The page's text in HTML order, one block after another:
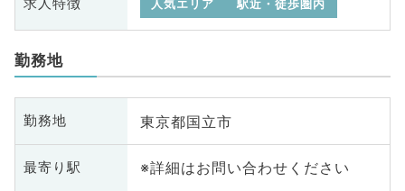
求人特徴 人気エリア 駅近・徒歩圏内
勤務地
勤務地 東京都国立市
最寄り駅 ※詳細はお問い合わせください